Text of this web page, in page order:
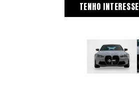
Ford
TENHO INTERESSE